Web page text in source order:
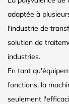
adaptée à
l'industrie de
solution de
industries.
En tant
fonctions, la
seulement